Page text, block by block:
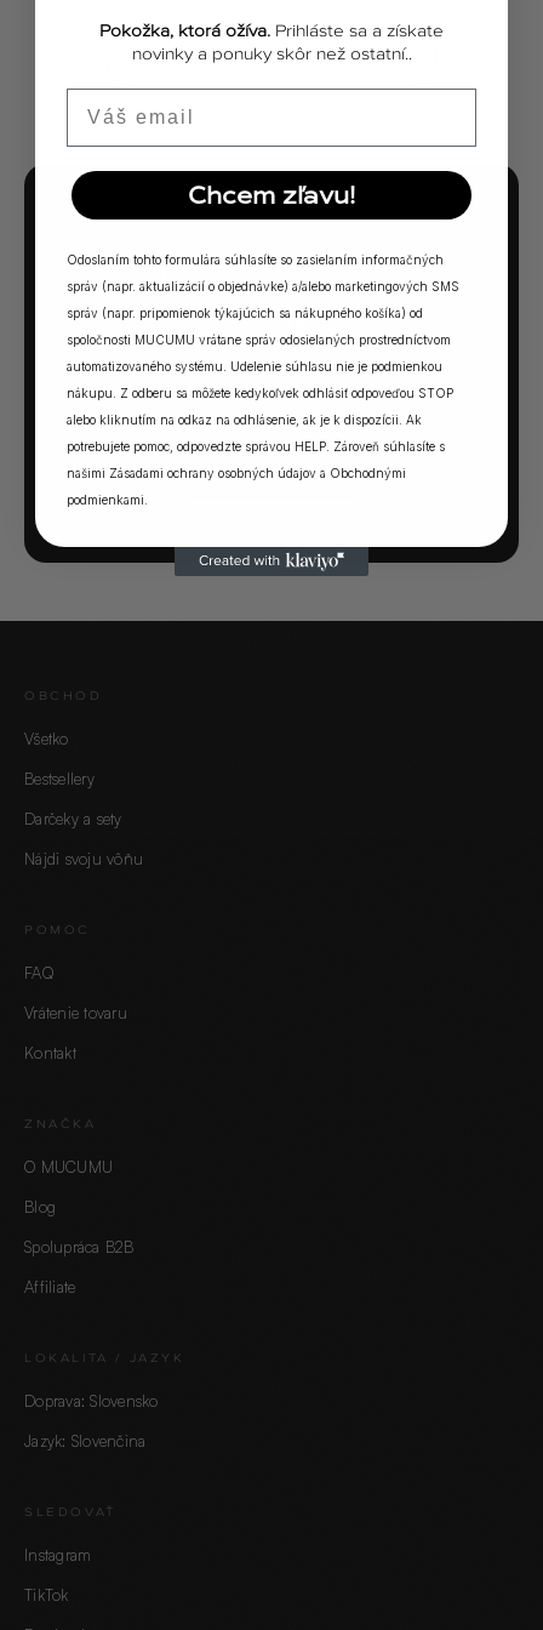
ZOBRAZIŤ VŠETKY PRÍBEHY
Ktorá vôňa Vám
sadne?
5 otázok. Jedna odpoveď. Vaša ideálna MUCUMU
vôňa.
SPUSTIŤ KVÍZ →
OBCHOD
Všetko
Bestsellery
Darčeky a sety
Nájdi svoju vôňu
POMOC
FAQ
Vrátenie tovaru
Kontakt
ZNAČKA
O MUCUMU
Blog
Spolupráca B2B
Affiliate
LOKALITA / JAZYK
Doprava: Slovensko
Jazyk: Slovenčina
SLEDOVAŤ
Instagram
TikTok
Pokožka, ktorá ožíva. Prihláste sa a získate
novinky a ponuky skôr než ostatní..
Chcem zľavu!
Odoslaním tohto formulára súhlasíte so zasielaním informačných
správ (napr. aktualizácií o objednávke) a/alebo marketingových SMS
správ (napr. pripomienok týkajúcich sa nákupného košíka) od
spoločnosti MUCUMU vrátane správ odosielaných prostredníctvom
automatizovaného systému. Udelenie súhlasu nie je podmienkou
nákupu. Z odberu sa môžete kedykoľvek odhlásiť odpoveďou STOP
alebo kliknutím na odkaz na odhlásenie, ak je k dispozícii. Ak
potrebujete pomoc, odpovedzte správou HELP. Zároveň súhlasíte s
našimi Zásadami ochrany osobných údajov a Obchodnými
podmienkami